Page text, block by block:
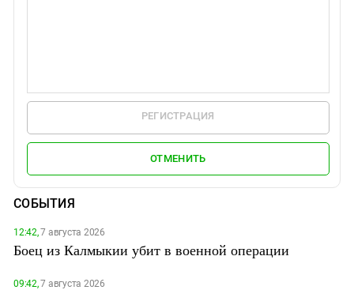
РЕГИСТРАЦИЯ
ОТМЕНИТЬ
СОБЫТИЯ
12:42,7 августа 2026
Боец из Калмыкии убит в военной операции
09:42,7 августа 2026